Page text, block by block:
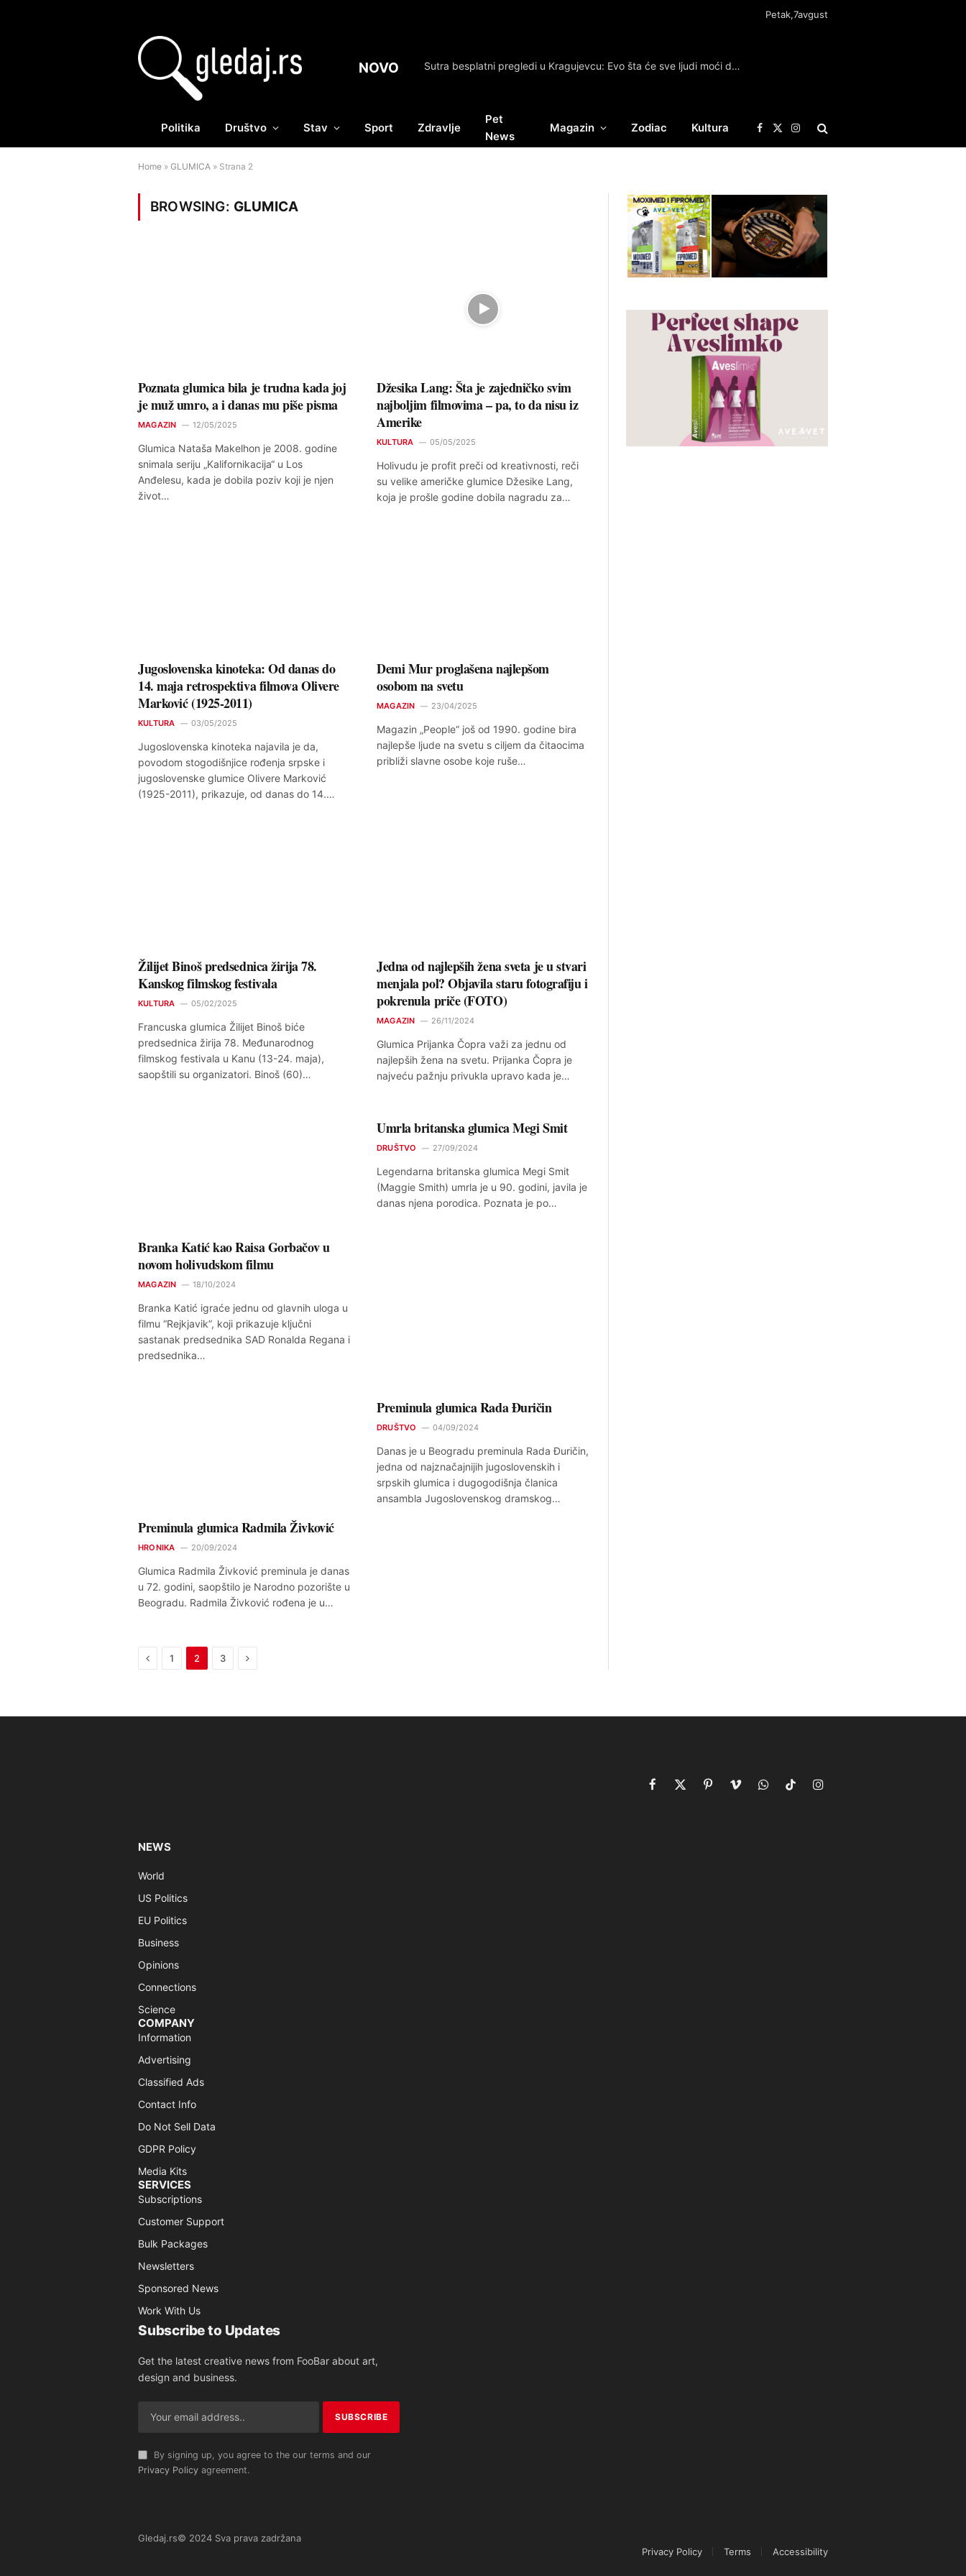
Petak,7avgust
NOVO Sutra besplatni pregledi u Kragujevcu: Evo šta će sve ljudi moći da provere u subotu
Politika Društvo Stav Sport Zdravlje
Pet
News
Magazin Zodiac Kultura Facebook
X
(Twitter)
Instagram
Home » GLUMICA » Strana 2
BROWSING: GLUMICA
Poznata glumica bila je trudna kada joj
je muž umro, a i danas mu piše pisma
MAGAZIN 12/05/2025
Glumica Nataša Makelhon je 2008. godine
snimala seriju „Kalifornikacija“ u Los
Anđelesu, kada je dobila poziv koji je njen
život…
Džesika Lang: Šta je zajedničko svim
najboljim filmovima – pa, to da nisu iz
Amerike
KULTURA 05/05/2025
Holivudu je profit preči od kreativnosti, reči
su velike američke glumice Džesike Lang,
koja je prošle godine dobila nagradu za…
Jugoslovenska kinoteka: Od danas do
14. maja retrospektiva filmova Olivere
Marković (1925-2011)
KULTURA 03/05/2025
Jugoslovenska kinoteka najavila je da,
povodom stogodišnjice rođenja srpske i
jugoslovenske glumice Olivere Marković
(1925-2011), prikazuje, od danas do 14.…
Demi Mur proglašena najlepšom
osobom na svetu
MAGAZIN 23/04/2025
Magazin „People“ još od 1990. godine bira
najlepše ljude na svetu s ciljem da čitaocima
približi slavne osobe koje ruše…
Žilijet Binoš predsednica žirija 78.
Kanskog filmskog festivala
KULTURA 05/02/2025
Francuska glumica Žilijet Binoš biće
predsednica žirija 78. Međunarodnog
filmskog festivala u Kanu (13-24. maja),
saopštili su organizatori. Binoš (60)…
Jedna od najlepših žena sveta je u stvari
menjala pol? Objavila staru fotografiju i
pokrenula priče (FOTO)
MAGAZIN 26/11/2024
Glumica Prijanka Čopra važi za jednu od
najlepših žena na svetu. Prijanka Čopra je
najveću pažnju privukla upravo kada je…
Branka Katić kao Raisa Gorbačov u
novom holivudskom filmu
MAGAZIN 18/10/2024
Branka Katić igraće jednu od glavnih uloga u
filmu “Rejkjavik”, koji prikazuje ključni
sastanak predsednika SAD Ronalda Regana i
predsednika…
Umrla britanska glumica Megi Smit
DRUŠTVO 27/09/2024
Legendarna britanska glumica Megi Smit
(Maggie Smith) umrla je u 90. godini, javila je
danas njena porodica. Poznata je po…
Preminula glumica Radmila Živković
HRONIKA 20/09/2024
Glumica Radmila Živković preminula je danas
u 72. godini, saopštilo je Narodno pozorište u
Beogradu. Radmila Živković rođena je u…
Preminula glumica Rada Đuričin
DRUŠTVO 04/09/2024
Danas je u Beogradu preminula Rada Đuričin,
jedna od najznačajnijih jugoslovenskih i
srpskih glumica i dugogodišnja članica
ansambla Jugoslovenskog dramskog…
Previous
1 2 3 Next
Facebook
X
PinterestVimeoWhatsAppTikTokInstagram
NEWS
World
US Politics
EU Politics
Business
Opinions
Connections
Science
COMPANY
Information
Advertising
Classified Ads
Contact Info
Do Not Sell Data
GDPR Policy
Media Kits
SERVICES
Subscriptions
Customer Support
Bulk Packages
Newsletters
Sponsored News
Work With Us
Subscribe to Updates
Get the latest creative news from FooBar about art,
design and business.
By signing up, you agree to the our terms and our
Privacy Policy agreement.
Gledaj.rs© 2024 Sva prava zadržana
Privacy Policy
Terms Accessibility